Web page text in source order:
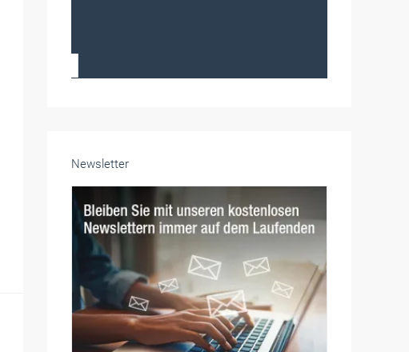
Unsere Themen-Specials im Überblick
Newsletter